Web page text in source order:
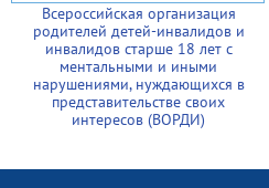
Всероссийская организация
родителей детей-инвалидов и
инвалидов старше 18 лет с
ментальными и иными
нарушениями, нуждающихся в
представительстве своих
интересов (ВОРДИ)